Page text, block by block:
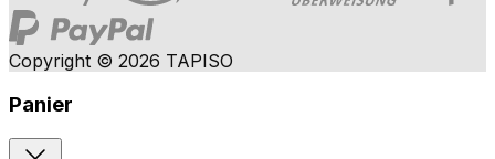
Copyright © 2026 TAPISO
Panier